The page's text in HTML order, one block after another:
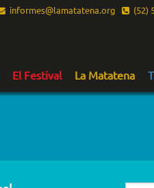
informes@lamatatena.org (52)
El Festival La Matatena